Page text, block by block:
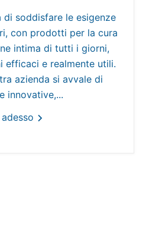
di soddisfare le esigenze
con prodotti per la cura
intima di tutti i giorni,
efficaci e realmente utili.
azienda si avvale di
innovative,...